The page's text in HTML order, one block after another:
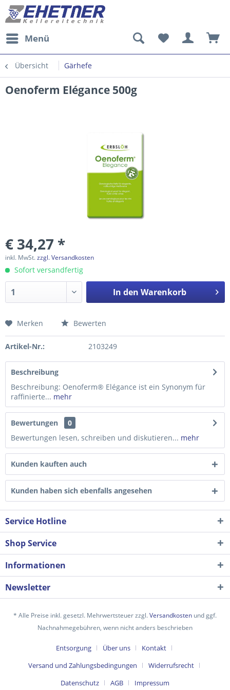
Menü
Übersicht Gärhefe
Oenoferm Elégance 500g
€ 34,27 *
inkl. MwSt.zzgl. Versandkosten
Sofort versandfertig
In den Warenkorb
Preis anfragen
Ich habe die
verstanden und stimme zu. *
Mit * gekennzeichnete Felder sind Pflichtfelder.
Senden
Merken Bewerten
Artikel-Nr.: 2103249
Beschreibung
Beschreibung: Oenoferm® Elégance ist ein Synonym für
raffinierte... mehr
Bewertungen
0
Bewertungen lesen, schreiben und diskutieren... mehr
Kunden kauften auch
Kunden haben sich ebenfalls angesehen
Service Hotline
Shop Service
Informationen
Newsletter
* Alle Preise inkl. gesetzl. Mehrwertsteuer zzgl.Versandkosten und ggf.
Nachnahmegebühren, wenn nicht anders beschrieben
Entsorgung Über uns
Kontakt
Versand und Zahlungsbedingungen
Widerrufsrecht
Datenschutz
AGB Impressum